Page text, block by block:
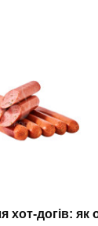
хот-догів: як